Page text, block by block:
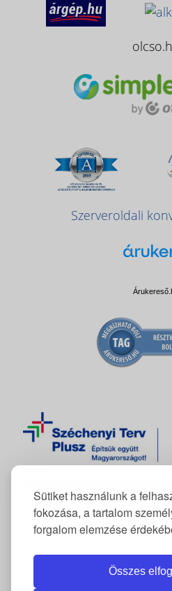
Sütiket használunk a
fokozása, a tartalom
forgalom elemzése
Összes
Szerveroldali
A FlexCom Kommunikációs Kft. az
11222azonosítószámú projekt